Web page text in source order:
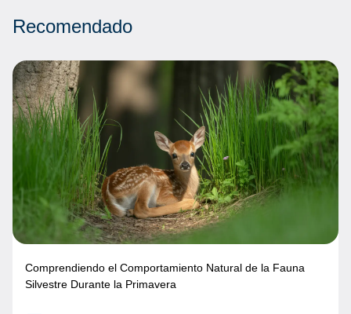
Recomendado
Comprendiendo el Comportamiento Natural de la Fauna
Silvestre Durante la Primavera